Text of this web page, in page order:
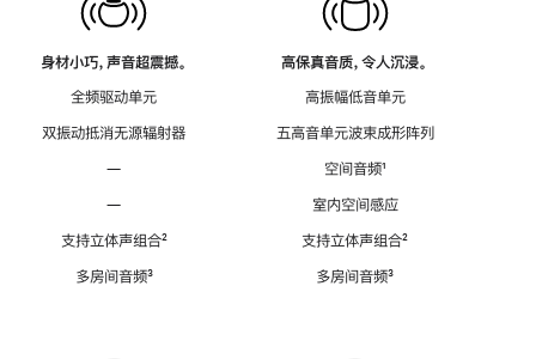
身材小巧，声音超震撼。
全频驱动单元
双振动抵消无源辐射器
—
—
支持立体声组合脚
²
多房间音频脚
³
高保真音质，令人沉浸。
高振幅低音单元
五高音单元波束成形阵列
空间音频脚
¹
室内空间感应
支持立体声组合脚
²
多房间音频脚
³